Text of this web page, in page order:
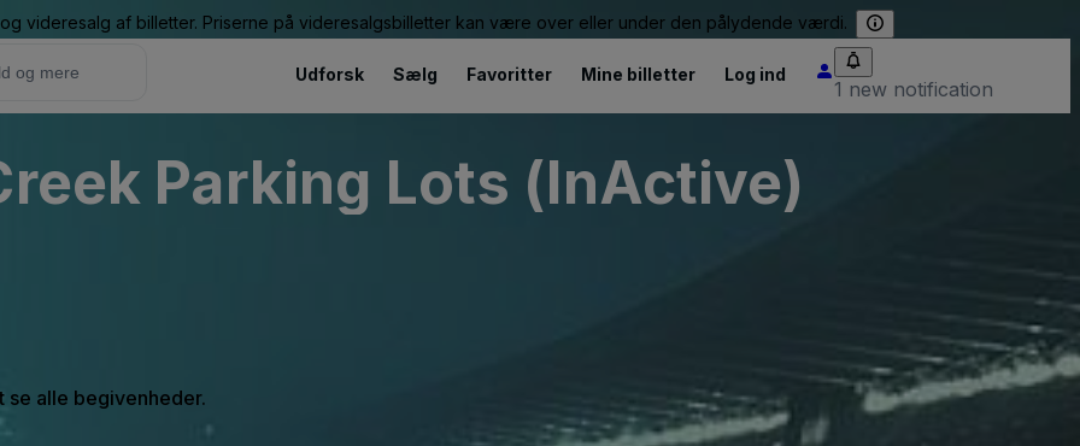
videresalg af billetter. Priserne på videresalgsbilletter kan være over eller under den pålydende værdi.
Udforsk Sælg Favoritter Mine billetter Log ind
1 new notification
Parking Lots (InActive)
alle begivenheder.